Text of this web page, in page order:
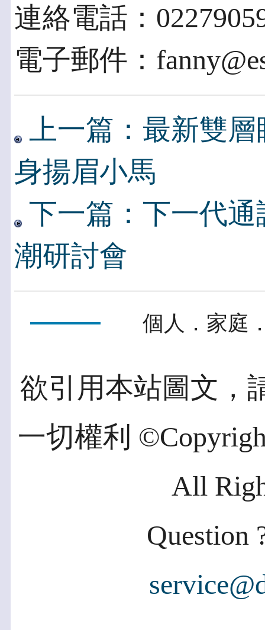
連絡電話：
電子郵件：
上一篇：最新雙
身揚眉小馬
下一篇：下一代
潮研討會
個人．家庭
欲引用本站圖文，
一切權利
All
Question